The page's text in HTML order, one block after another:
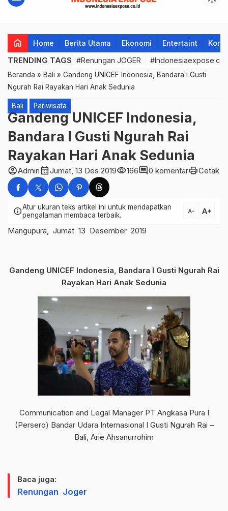
home Home Berita Utama Ekonomi Entertaint
TRENDING TAGS #Renungan JOGER
Beranda » Bali » Gandeng UNICEF Indonesia, Bandara I Gusti
Ngurah Rai Rayakan Hari Anak Sedunia
Bali Pariwisata
Gandeng UNICEF Indonesia,
Bandara I Gusti Ngurah Rai
Rayakan Hari Anak Sedunia
account_circleAdmincalendar_monthJumat, 13 Des 2019visibility166comment0 komentarprintCetak
infoAtur ukuran teks artikel ini untuk mendapatkan
pengalaman membaca terbaik.
text_decrease text_increase
Mangupura, Jumat 13 Desember 2019
Gandeng UNICEF Indonesia, Bandara I Gusti Ngurah Rai
Rayakan Hari Anak Sedunia
Communication and Legal Manager PT Angkasa Pura I
(Persero) Bandar Udara Internasional I Gusti Ngurah Rai –
Bali, Arie Ahsanurrohim
Baca juga:
Renungan Joger